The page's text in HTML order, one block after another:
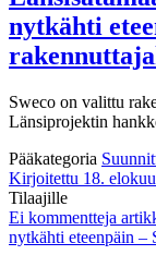
nytkähti
Sweco on valittu
Länsiprojektin
Pääkategoria
Kirjoitettu 18.
Tilaajille
Ei kommentteja
nytkähti eteenpäin –